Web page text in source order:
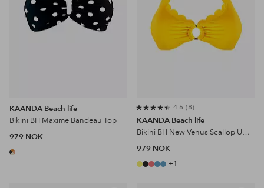
KAANDA Beach life
Bikini BH Maxime Bandeau Top
979 NOK
4.6 8
KAANDA Beach life
Bikini BH New Venus Scallop UW Halter Top
979 NOK
+1